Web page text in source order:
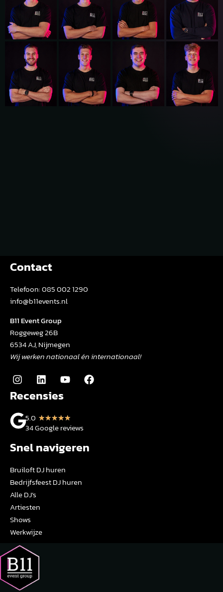
Contact
Telefoon:085 002 1290
info@b11events.nl
B11 Event Group
Roggeweg 26B
6534 AJ, Nijmegen
Wij werken nationaal én internationaal!
Recensies
5.0 ★★★★★
34 Google reviews
Snel navigeren
Bruiloft DJ huren
Bedrijfsfeest DJ huren
Alle DJ’s
Artiesten
Shows
Werkwijze